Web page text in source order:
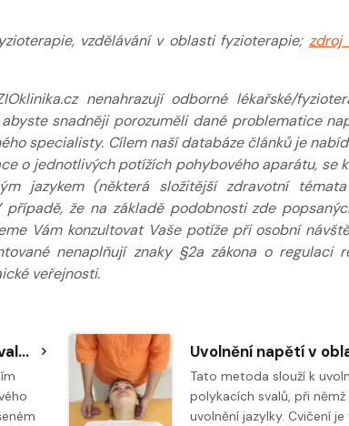
vzdělávání v oblasti fyzioterapie; zdroj
nenahrazují odborné lékařské/
snadněji porozuměli dané problematice
specialisty. Cílem naší databáze článků je
o jednotlivých potížích pohybového aparátu, se
jazykem (některá složitější zdravotní
případě, že na základě podobnosti zde
Vám konzultovat Vaše potíže při osobní
nenaplňují znaky §2a zákona o regulaci
veřejnosti.
Uvolnění obličejového svalstva
Tato metoda slouží k
polykacích svalů, při
uvolnění jazylky. Cvičení je